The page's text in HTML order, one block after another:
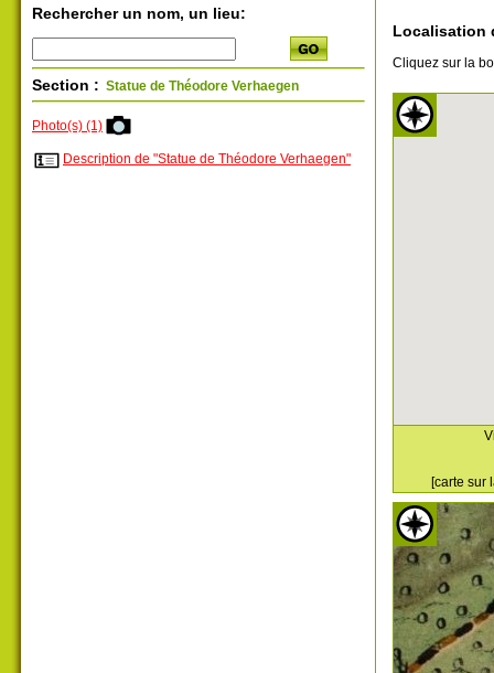
Rechercher un nom, un lieu:
Section : Statue de Théodore Verhaegen
Photo(s) (1)
Description de "Statue de Théodore Verhaegen"
Localisation
Cliquez sur la
[carte sur